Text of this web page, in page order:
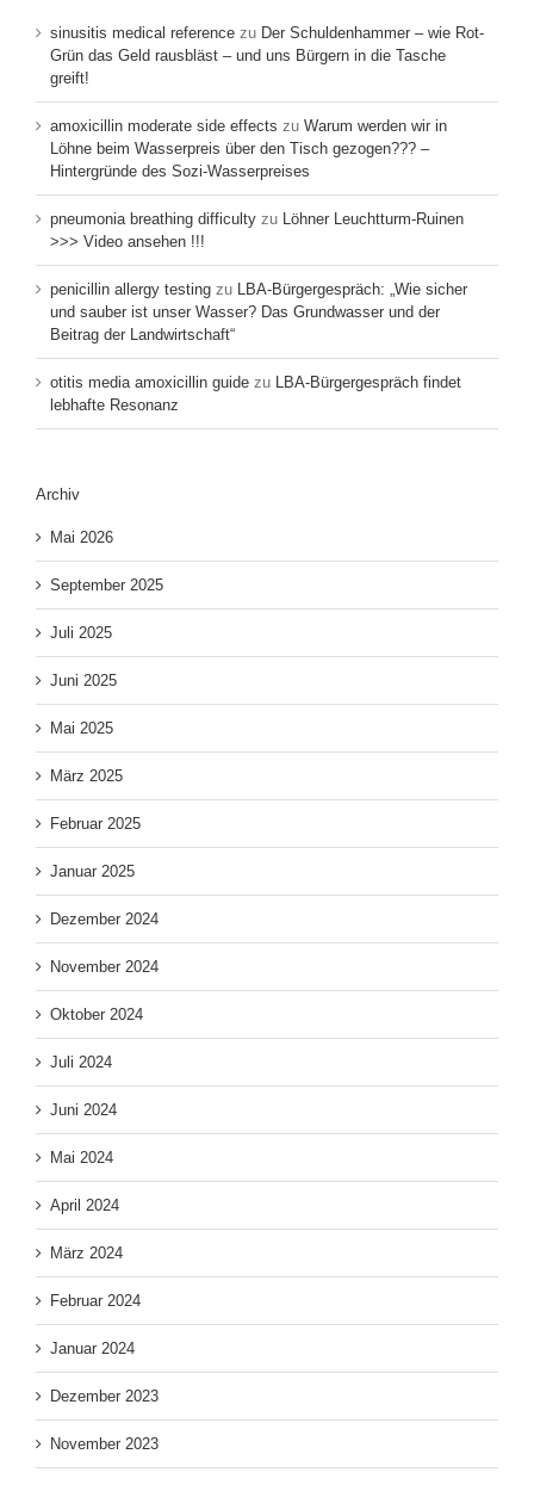
sinusitis medical reference zu Der Schuldenhammer – wie Rot-
Grün das Geld rausbläst – und uns Bürgern in die Tasche
greift!
amoxicillin moderate side effects zu Warum werden wir in
Löhne beim Wasserpreis über den Tisch gezogen??? –
Hintergründe des Sozi-Wasserpreises
pneumonia breathing difficulty zu Löhner Leuchtturm-Ruinen
>>> Video ansehen !!!
penicillin allergy testing zu LBA-Bürgergespräch: „Wie sicher
und sauber ist unser Wasser? Das Grundwasser und der
Beitrag der Landwirtschaft“
otitis media amoxicillin guide zu LBA-Bürgergespräch findet
lebhafte Resonanz
Archiv
Mai 2026
September 2025
Juli 2025
Juni 2025
Mai 2025
März 2025
Februar 2025
Januar 2025
Dezember 2024
November 2024
Oktober 2024
Juli 2024
Juni 2024
Mai 2024
April 2024
März 2024
Februar 2024
Januar 2024
Dezember 2023
November 2023